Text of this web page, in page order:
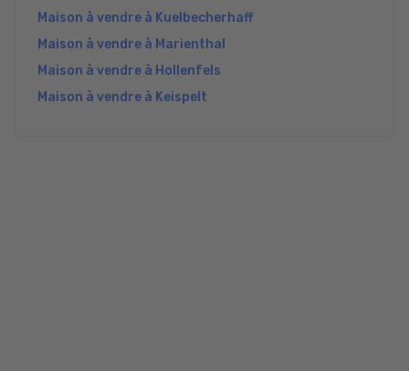
Maison à vendre à Kuelbecherhaff
Maison à vendre à Marienthal
Maison à vendre à Hollenfels
Maison à vendre à Keispelt